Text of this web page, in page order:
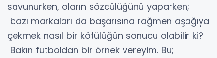
savunurken, oların sözcülüğünü yaparken;
bazı markaları da başarısına rağmen aşağıya
çekmek nasıl bir kötülüğün sonucu olabilir ki?
Bakın futboldan bir örnek vereyim. Bu;